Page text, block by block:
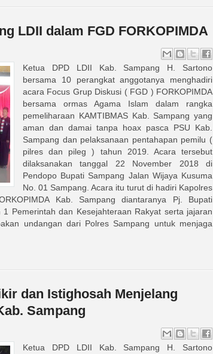
LDII dalam FGD FORKOPIMDA
Ketua DPD LDII Kab. Sampang H. Sartono
bersama 10 perangkat anggotanya menghadiri
acara Focus Grup Diskusi ( FGD ) FORKOPIMDA
bersama ormas Agama Islam dalam rangka
pemeliharaan KAMTIBMAS Kab. Sampang yang
aman dan damai tanpa hoax pasca PSU Kab.
Sampang dan pelaksanaan pentahapan pemilu (
pilres dan pileg ) tahun 2019. Acara tersebut
dilaksanakan tanggal 22 November 2018 di
Pendopo Bupati Sampang Jalan Wijaya Kusuma
No. 01 Sampang. Acara itu turut di hadiri Kapolres
Kab. Sampang diantaranya Pj. Bupati
Pemerintah dan Kesejahteraan Rakyat serta jajaran
undangan dari Polres Sampang untuk menjaga
dan Istighosah Menjelang
Sampang
Ketua DPD LDII Kab. Sampang H. Sartono